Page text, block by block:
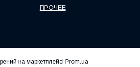
ПРОЧЕЕ
на маркетплейсі Prom.ua